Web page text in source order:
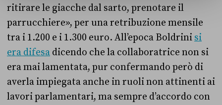
ritirare le giacche dal sarto, prenotare il
parrucchiere», per una retribuzione mensile
tra i 1.200 e i 1.300 euro. All’epoca Boldrini si
era difesa dicendo che la collaboratrice non si
era mai lamentata, pur confermando però di
averla impiegata anche in ruoli non attinenti ai
lavori parlamentari, ma sempre d’accordo con